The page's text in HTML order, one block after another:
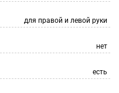
для правой и левой руки
нет
есть